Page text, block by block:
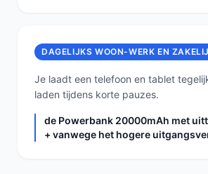
DAGELIJKS WOON-WERK EN
Je laadt een telefoon en tablet
laden tijdens korte pauzes.
de Powerbank 20000mAh met
+ vanwege het hogere